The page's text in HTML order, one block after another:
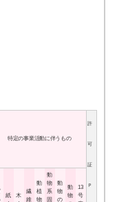
特定の事業活動に伴うもの
許
可
証
Ｐ
紙
木
繊
維
動
植
物
動
物
系
固
動
物
の
動
物
13
号